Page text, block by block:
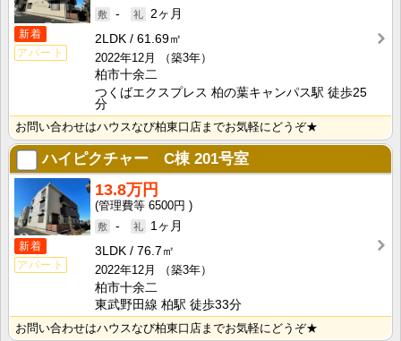
新着
アパート
-
2ヶ月
2LDK
61.69㎡
2022年12月
（築3年）
柏市十余二
つくばエクスプレス 柏の葉キャンパス駅 徒歩25
分
お問い合わせはハウスなび柏東口店までお気軽にどうぞ★
ハイピクチャー C棟201号室
新着
アパート
13.8万円
6500円
-
1ヶ月
3LDK
76.7㎡
2022年12月
（築3年）
柏市十余二
東武野田線 柏駅 徒歩33分
お問い合わせはハウスなび柏東口店までお気軽にどうぞ★